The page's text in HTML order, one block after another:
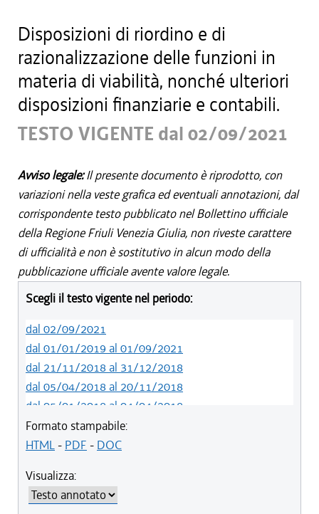
Disposizioni di riordino e di
razionalizzazione delle funzioni in
materia di viabilità, nonché ulteriori
disposizioni finanziarie e contabili.
TESTO VIGENTE dal 02/09/2021
Avviso legale:Il presente documento è riprodotto, con
variazioni nella veste grafica ed eventuali annotazioni, dal
corrispondente testo pubblicato nel Bollettino ufficiale
della Regione Friuli Venezia Giulia, non riveste carattere
di ufficialità e non è sostitutivo in alcun modo della
pubblicazione ufficiale avente valore legale.
Scegli il testo vigente nel periodo:
dal 02/09/2021
dal 01/01/2019 al 01/09/2021
dal 21/11/2018 al 31/12/2018
dal 05/04/2018 al 20/11/2018
dal 05/01/2018 al 04/04/2018
dal 14/12/2017 al 04/01/2018
dal 11/11/2017 al 13/12/2017
Formato stampabile:
HTML- PDF - DOC
Visualizza: